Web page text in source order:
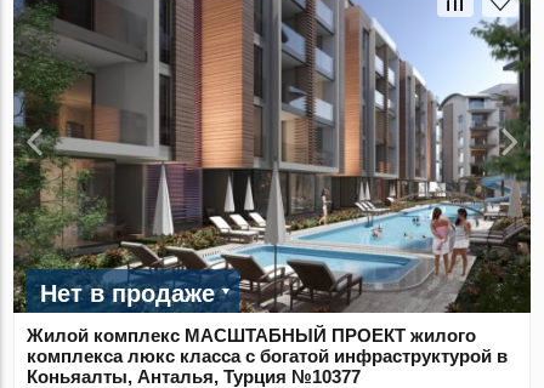
Нет в продаже
Жилой комплекс МАСШТАБНЫЙ ПРОЕКТ жилого
комплекса люкс класса с богатой инфраструктурой в
Коньяалты, Анталья, Турция №10377